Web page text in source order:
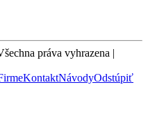
práva vyhrazena |
KontaktNávodyOdstúpiť